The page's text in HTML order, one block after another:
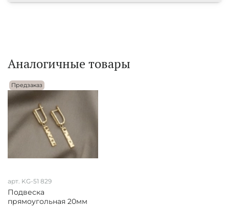
Аналогичные товары
Предзаказ
арт. KG-51 829
Подвеска
прямоугольная 20мм